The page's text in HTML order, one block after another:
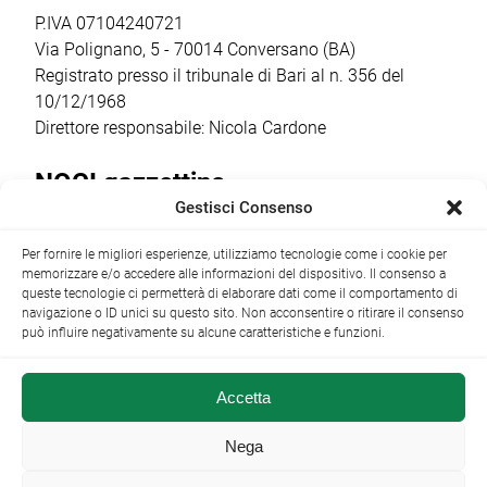
cantina […]
ricorrenza ha […]
P.IVA 07104240721
Via Polignano, 5 - 70014 Conversano (BA)
Registrato presso il tribunale di Bari al n. 356 del
10/12/1968
Direttore responsabile: Nicola Cardone
NOCI gazzettino
+39 080 4979274|info@nocigazzettino.it Contatti|
Archivio
NOCI gazzettino.it ©2014 •
Gestisci Consenso
Per fornire le migliori esperienze, utilizziamo tecnologie come i cookie per
memorizzare e/o accedere alle informazioni del dispositivo. Il consenso a
queste tecnologie ci permetterà di elaborare dati come il comportamento di
navigazione o ID unici su questo sito. Non acconsentire o ritirare il consenso
può influire negativamente su alcune caratteristiche e funzioni.
Accetta
Nega